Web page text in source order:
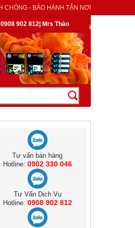
CHÓNG - BẢO HÀNH TẬN NƠI
0908 902 812| Mrs Thảo
Tư vấn bán hàng
Hotline: 0902 330 046
Tư Vấn Dịch Vụ
Hotline: 0908 902 812